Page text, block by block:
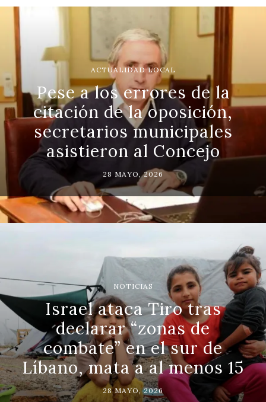
ACTUALIDAD LOCAL
Pese a los errores de la
citación de la oposición,
secretarios municipales
asistieron al Concejo
28 MAYO, 2026
NOTICIAS
Israel ataca Tiro tras
declarar “zonas de
combate” en el sur de
Líbano, mata a al menos 15
28 MAYO, 2026